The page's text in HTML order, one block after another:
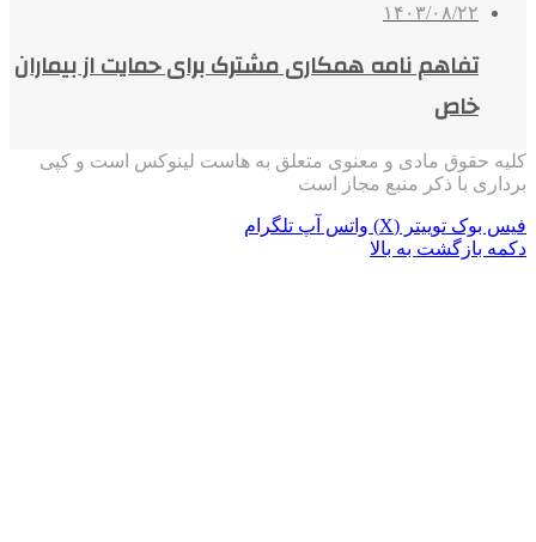
۱۴۰۳/۰۸/۲۲
تفاهم نامه همکاری مشترک برای حمایت از بیماران
خاص
کلیه حقوق مادی و معنوی متعلق به هاست لینوکس است و کپی
برداری با ذکر منبع مجاز است
فیس بوک توییتر (X) واتس آپ تلگرام
دکمه بازگشت به بالا